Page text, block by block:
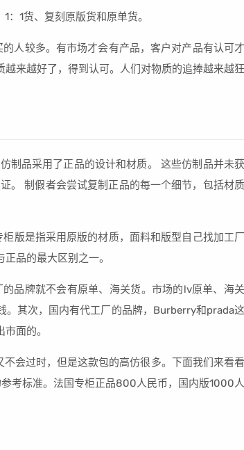
1货、复刻原版货和原单货。
人较多。有市场才会有产品，客户对产品有认可才
来越好了，得到认可。人们对物质的追捧越来越狂
制品采用了正品的设计和材质。 这些仿制品并未获
。 制假者会尝试复制正品的每一个细节，包括材质
版是指采用原版的材质，面料和版型自己找加工厂
品的最大区别之一。
品牌就不会有原单、海关货。市场的lv原单、海关
。其次，国内有代工厂的品牌，Burberry和prada这
面的。
会过时，但是这款包的高仿很多。下面我们来看看
考标准。法国专柜正品800人民币，国内版1000人